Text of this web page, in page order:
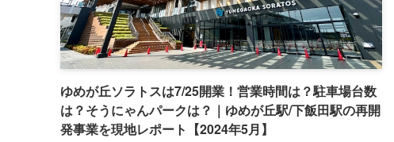
ゆめが丘ソラトスは7/25開業！営業時間は？駐車場台数
は？そうにゃんパークは？｜ゆめが丘駅/下飯田駅の再開
発事業を現地レポート【2024年5月】